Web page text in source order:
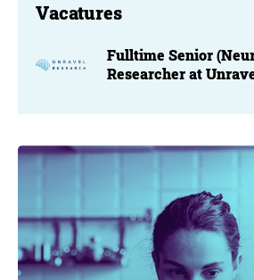
Vacatures
Fulltime Senior
Researcher at